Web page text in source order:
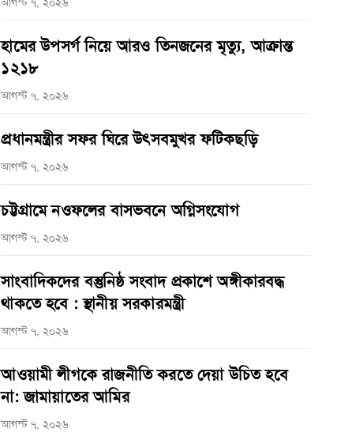
হামের উপসর্গ নিয়ে আরও তিনজনের মৃত্যু, আক্রান্ত
১২১৮
আগস্ট ৭, ২০২৬
প্রধানমন্ত্রীর সফর ঘিরে উৎসবমুখর ফটিকছড়ি
আগস্ট ৭, ২০২৬
চট্টগ্রামে নওফলের বাসভবনে অগ্নিসংযোগ
আগস্ট ৭, ২০২৬
সাংবাদিকদের বস্তুনিষ্ঠ সংবাদ প্রকাশে অঙ্গীকারবদ্ধ
থাকতে হবে : স্থানীয় সরকারমন্ত্রী
আগস্ট ৭, ২০২৬
আওয়ামী লীগকে রাজনীতি করতে দেয়া উচিত হবে
না: জামায়াতের আমির
আগস্ট ৭, ২০২৬